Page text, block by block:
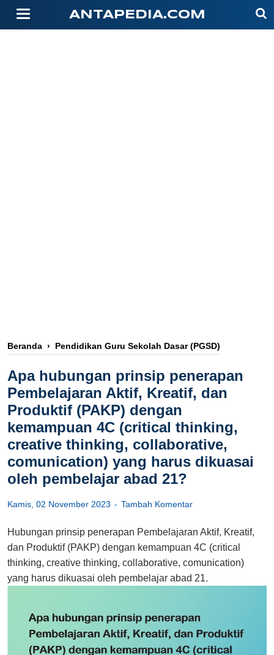
ANTAPEDIA.COM
Beranda › Pendidikan Guru Sekolah Dasar (PGSD)
Apa hubungan prinsip penerapan
Pembelajaran Aktif, Kreatif, dan
Produktif (PAKP) dengan
kemampuan 4C (critical thinking,
creative thinking, collaborative,
comunication) yang harus dikuasai
oleh pembelajar abad 21?
Kamis, 02 November 2023 Tambah Komentar
Hubungan prinsip penerapan Pembelajaran Aktif, Kreatif,
dan Produktif (PAKP) dengan kemampuan 4C (critical
thinking, creative thinking, collaborative, comunication)
yang harus dikuasai oleh pembelajar abad 21.